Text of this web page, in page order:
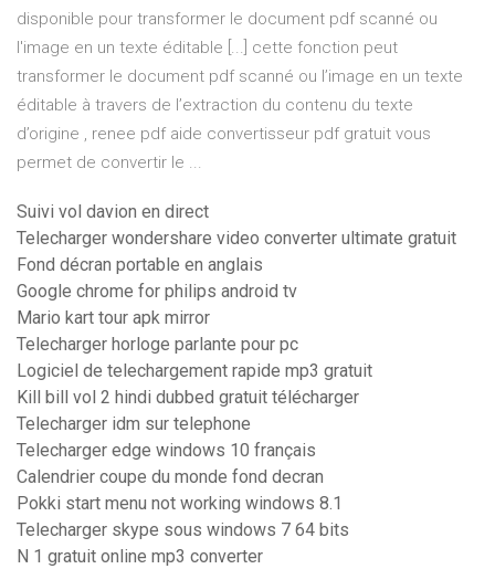
disponible pour transformer le document pdf scanné ou
l'image en un texte éditable [...] cette fonction peut
transformer le document pdf scanné ou l’image en un texte
éditable à travers de l’extraction du contenu du texte
d’origine , renee pdf aide convertisseur pdf gratuit vous
permet de convertir le ...
Suivi vol davion en direct
Telecharger wondershare video converter ultimate gratuit
Fond décran portable en anglais
Google chrome for philips android tv
Mario kart tour apk mirror
Telecharger horloge parlante pour pc
Logiciel de telechargement rapide mp3 gratuit
Kill bill vol 2 hindi dubbed gratuit télécharger
Telecharger idm sur telephone
Telecharger edge windows 10 français
Calendrier coupe du monde fond decran
Pokki start menu not working windows 8.1
Telecharger skype sous windows 7 64 bits
N 1 gratuit online mp3 converter